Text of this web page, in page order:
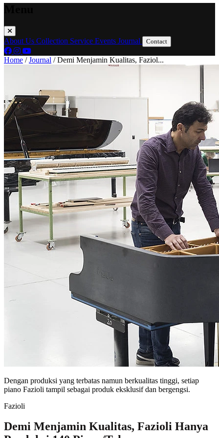
About Us Collection Service Events Journal Contact
Home / Journal / Demi Menjamin Kualitas, Faziol...
Dengan produksi yang terbatas namun berkualitas tinggi, setiap
piano Fazioli tampil sebagai produk eksklusif dan bergengsi.
Fazioli
Demi Menjamin Kualitas, Fazioli Hanya